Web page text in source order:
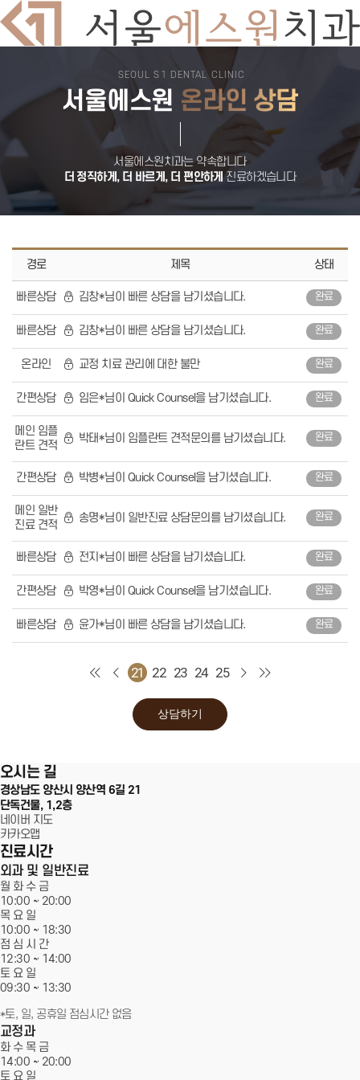
의료진소개
둘러보기
진료시간
서울에스원 특별함
디지털 치과 진료
자연치아 보존원칙
검증된 재료
쾌적한 진료환경
전악 임플란트
임플란트 틀니
보험 임플란트
치아교정
돌출입교정
비발치교정
덧니교정
어린이성장교정
장치별교정
심미치료
라미네이트
잇몸성형
올세라믹
치아미백
일반진료
충치치료
보철치료
스케일링
커뮤니티
온라인상담
공지사항
전후사진
블로그
임플란트
치아교정
심미치료
일반진료
커뮤니티
SEOUL S1 DENTAL CLINIC
서울에스원 온라인 상담
서울에스원치과는 약속합니다
더 정직하게, 더 바르게, 더 편안하게진료하겠습니다
경로 제목 상태
빠른상담 김창*님이 빠른 상담을 남기셨습니다. 완료
빠른상담 김창*님이 빠른 상담을 남기셨습니다. 완료
온라인 교정 치료 관리에 대한 불만 완료
간편상담 임은*님이 Quick Counsel을 남기셨습니다. 완료
메인 임플
란트 견적
박태*님이 임플란트 견적문의를 남기셨습니다. 완료
간편상담 박병*님이 Quick Counsel을 남기셨습니다. 완료
메인 일반
진료 견적
송명*님이 일반진료 상담문의를 남기셨습니다. 완료
빠른상담 전지*님이 빠른 상담을 남기셨습니다. 완료
간편상담 박영*님이 Quick Counsel을 남기셨습니다. 완료
빠른상담 윤가*님이 빠른 상담을 남기셨습니다. 완료
21 22 23 24 25
상담하기
서울에스원치과
오시는 길
경상남도 양산시 양산역 6길 21
단독건물, 1,2층
네이버 지도
카카오맵
진료시간
외과 및 일반진료
월 화 수 금
10:00 ~ 20:00
목 요 일
10:00 ~ 18:30
점 심 시 간
12:30 ~ 14:00
토 요 일
09:30 ~ 13:30
*토, 일, 공휴일 점심시간 없음
교정과
화 수 목 금
14:00 ~ 20:00
토 요 일